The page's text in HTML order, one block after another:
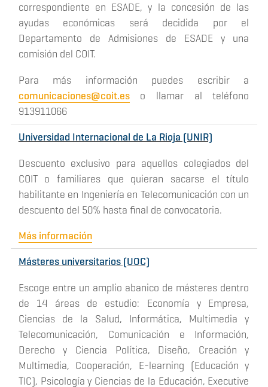
correspondiente en ESADE, y la concesión de las
ayudas económicas será decidida por el
Departamento de Admisiones de ESADE y una
comisión del COIT.
Para más información puedes escribir a
comunicaciones@coit.eso llamar al teléfono
913911066
Universidad Internacional de La Rioja (UNIR)
Descuento exclusivo para aquellos colegiados del
COIT o familiares que quieran sacarse el título
habilitante en Ingeniería en Telecomunicación con un
descuento del 50% hasta final de convocatoria.
Más información
Másteres universitarios (UOC)
Escoge entre un amplio abanico de másteres dentro
de 14 áreas de estudio: Economía y Empresa,
Ciencias de la Salud, Informática, Multimedia y
Telecomunicación, Comunicación e Información,
Derecho y Ciencia Política, Diseño, Creación y
Multimedia, Cooperación, E-learning (Educación y
TIC), Psicología y Ciencias de la Educación, Executive